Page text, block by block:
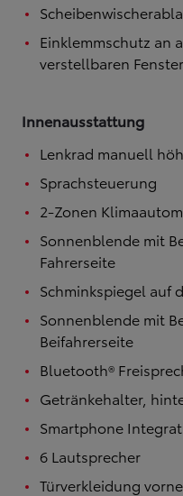
Einklemmschutz an
verstellbaren
Innenausstattung
Lenkrad manuell
Sprachsteuerung
2-Zonen
Sonnenblende mit
Fahrerseite
Schminkspiegel auf
Sonnenblende mit
Beifahrerseite
Bluetooth®
Getränkehalter,
Smartphone
6 Lautsprecher
Türverkleidung